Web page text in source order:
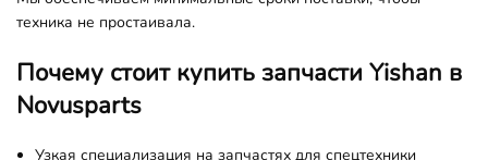
техника не простаивала.
Почему стоит купить запчасти Yishan в
Novusparts
Узкая специализация на запчастях для спецтехники